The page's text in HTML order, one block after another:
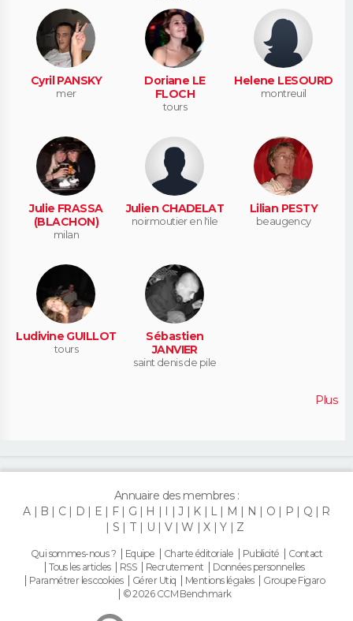
Cyril PANSKY
mer
Doriane LE
FLOCH
tours
Helene LESOURD
montreuil
Julie FRASSA
(BLACHON)
milan
Julien CHADELAT
noirmoutier en l'ile
Lilian PESTY
beaugency
Ludivine GUILLOT
tours
Sébastien
JANVIER
saint denis de pile
Plus
Annuaire des membres :
A
B C D E F G H J K L M N O P Q
R
S
T U V W X Y Z
Qui sommes-nous ? Equipe Charte éditoriale Publicité
Contact
Tous les articles
RSS Recrutement
Données personnelles
Paramétrer les cookies
Gérer Utiq Mentions légales
Groupe Figaro
© 2026 CCM Benchmark